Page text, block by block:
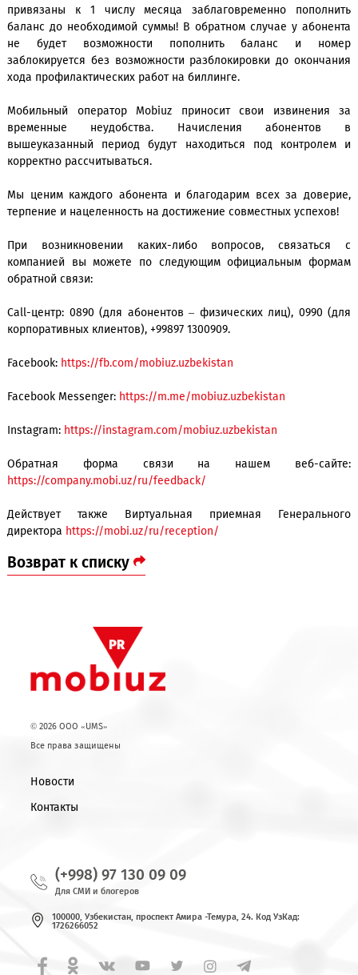
во всех офисах компании и пунктах продаж
партнеров по республике будет отсутствовать
подключения новых номеров.
Просим всех абонентов, чьи тарифные планы
баланс до необходимой суммы! В обратном случае у
не будет возможности пополнить баланс и
заблокируется без возможности разблокировки до
Мобильный оператор Mobiuz приносит свои
вышеуказанный период будут находиться под
корректно рассчитываться.
Мы ценим каждого абонента и благодарим всех за
терпение и нацеленность на достижение совместных
При возникновении каких-либо вопросов,
обратной связи:
Call-центр: 0890 (для абонентов – физических лиц),
корпоративных клиентов), +99897 1300909.
Facebook Messenger:https://m.me/mobiuz.uzbekistan
Instagram:https://instagram.com/mobiuz.uzbekistan
https://company.mobi.uz/ru/feedback/
Действует также Виртуальная приемная
директораhttps://mobi.uz/ru/reception/
© 2026 OOO «UMS»
Все права защищены
Новости